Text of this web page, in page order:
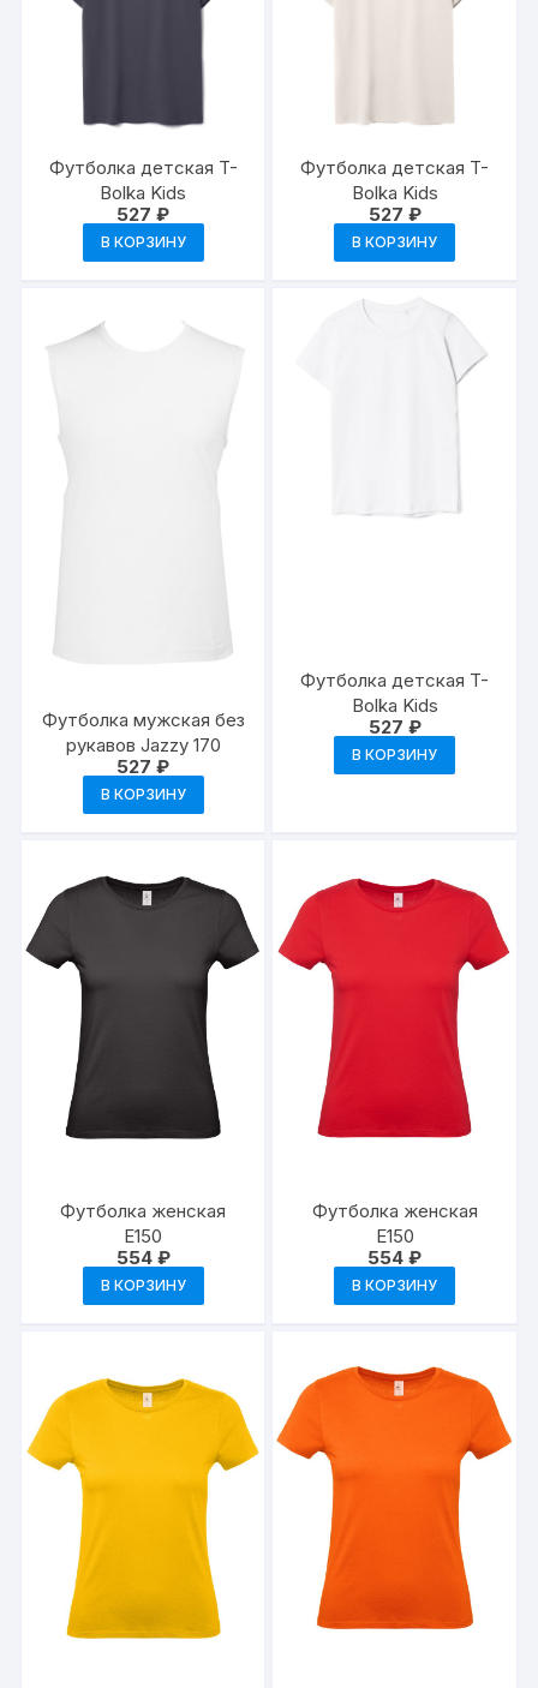
Футболка детская T-
Bolka Kids
527₽
В КОРЗИНУ
Футболка детская T-
Bolka Kids
527 ₽
В КОРЗИНУ
Футболка мужская без
рукавов Jazzy 170
527₽
В КОРЗИНУ
Футболка детская T-
Bolka Kids
527 ₽
В КОРЗИНУ
Футболка женская
E150
554 ₽
В КОРЗИНУ
Футболка женская
E150
554₽
В КОРЗИНУ